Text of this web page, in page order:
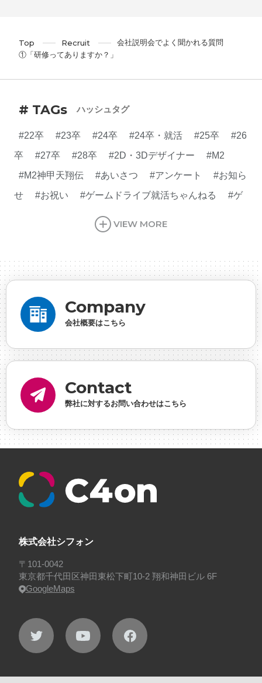
Top Recruit
会社説明会でよく聞かれる質問
①「研修ってありますか？」
# TAGs ハッシュタグ
#22卒 #23卒 #24卒 #24卒・就活 #25卒
#26
卒
#27卒 #28卒 #2D・3Dデザイナー
#M2
#M2神甲天翔伝
#あいさつ #アンケート
#お知ら
せ
#お祝い #ゲームドライブ就活ちゃんねる
#ゲ
#ゲーム開発
#シフォンめし
デザイナー
#プランナー #プログラマー
#プログ
ラム愛
事業実績
#事業紹介 #仕事紹介
#休業日
らん
#健康企業宣言 #健康優良法人 #入社式
#
理・ゲームPM
#勉強会
に理解した
#採用
#採用向け #新卒 #新卒採用
#歓迎会
ュー
#福利厚生
プロジェクト・サービス
#行事
VIEW MORE
Company
会社概要はこちら
Contact
弊社に対するお問い合わせはこちら
株式会社シフォン
〒101-0042
東京都千代田区神田東松下町10-2 翔和神田ビル 6F
GoogleMaps